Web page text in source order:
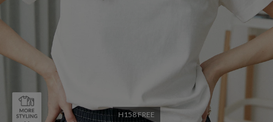
H158 FREE